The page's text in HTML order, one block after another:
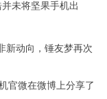
未将坚果手机出
官微在微博上分享了